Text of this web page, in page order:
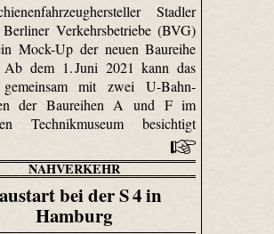
Stadler
Verkehrsbetriebe (BVG)
Mock-Up der neuen Baureihe
dem 1. Juni 2021 kann das
mit zwei U-Bahn-
der Baureihen A und F im
Technikmuseum besichtigt
NAHVERKEHR
bei der S 4 in
Hamburg